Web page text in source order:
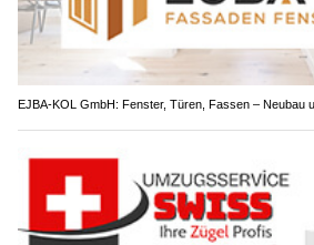
EJBA-KOL GmbH: Fenster, Türen, Fassen – Neubau